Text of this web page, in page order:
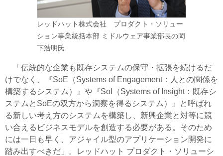
レッドハット株式会社 プロダクト・ソリュー
ション事業統括本部 ミドルウェア事業部長の岡
下浩明氏
「伝統的な企業も既存システムの保守・拡張を続けるだ
けでなく、『SoE（Systems of Engagement：人との関係を
構築するシステム）』や『SoI（Systems of Insight：既存シ
ステムとSoEの双方から洞察を得るシステム）』と呼ばれ
る新しい考え方のシステムを構築し、新興企業と対等に競
い合えるビジネスモデルを創造する必要がある。そのため
には一日も早く、アジャイル型のアプリケーション開発に
踏み出すべきだ」。レッドハット プロダクト・ソリューシ